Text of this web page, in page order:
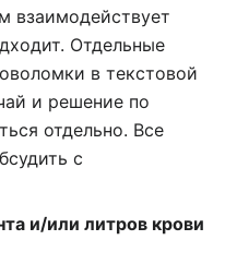
взаимодействует
Отдельные
в текстовой
и решение по
отдельно. Все
с
и/или литров крови